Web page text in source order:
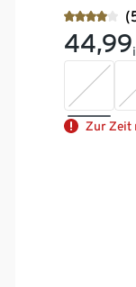
44,99
Zur Zeit